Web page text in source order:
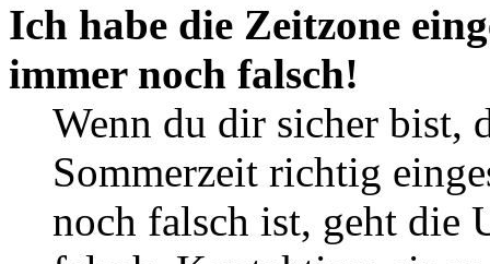
Ich habe die Zeitzone
immer noch falsch!
Wenn du dir sicher bist,
Sommerzeit richtig
noch falsch ist, geht die